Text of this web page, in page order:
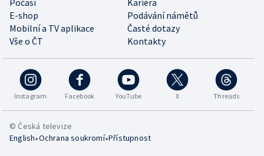
Počasí
Kariéra
E-shop
Podávání námětů
Mobilní a TV aplikace
Časté dotazy
Vše o ČT
Kontakty
Instagram Facebook YouTube X Threads
© Česká televize
English•Ochrana soukromí•Přístupnost